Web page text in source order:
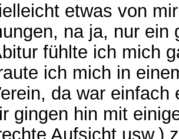
etwas von
na ja, nur ein
fühlte ich mich
ich mich in
da war
gingen hin mit
Aufsicht usw.)